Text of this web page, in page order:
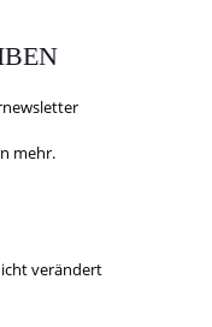
mehr.
verändert